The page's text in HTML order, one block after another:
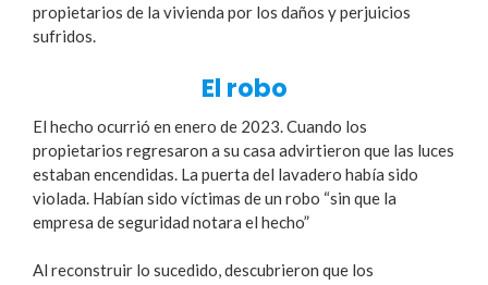
propietarios de la vivienda por los daños y perjuicios
sufridos.
El robo
El hecho ocurrió en enero de 2023. Cuando los
propietarios regresaron a su casa advirtieron que las luces
estaban encendidas. La puerta del lavadero había sido
violada. Habían sido víctimas de un robo “sin que la
empresa de seguridad notara el hecho”
Al reconstruir lo sucedido, descubrieron que los